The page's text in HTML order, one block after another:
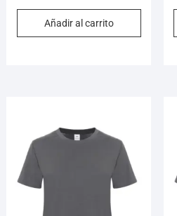
Añadir al carrito